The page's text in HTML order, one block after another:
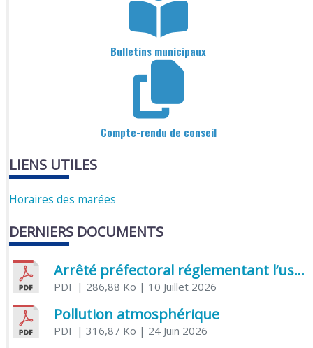
Bulletins municipaux
Compte-rendu de conseil
LIENS UTILES
Horaires des marées
DERNIERS DOCUMENTS
Arrêté préfectoral réglementant l’usage de l’eau
PDF| 286,88 Ko | 10 Juillet 2026
Pollution atmosphérique
PDF| 316,87 Ko | 24 Juin 2026